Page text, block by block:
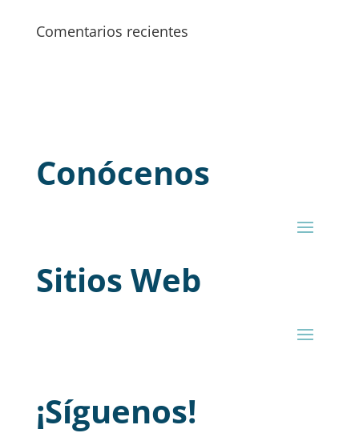
Comentarios recientes
Conócenos
Sitios Web
¡Síguenos!